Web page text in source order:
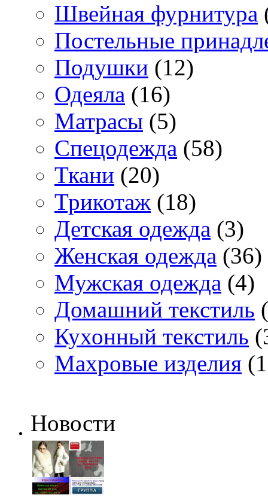
Швейная фурнитура
Постельные
Подушки (12)
Одеяла (16)
Матрасы (5)
Спецодежда (58)
Ткани (20)
Трикотаж (18)
Детская одежда (3)
Женская одежда (36)
Мужская одежда (4)
Домашний текстиль
Кухонный текстиль
Махровые изделия
Новости